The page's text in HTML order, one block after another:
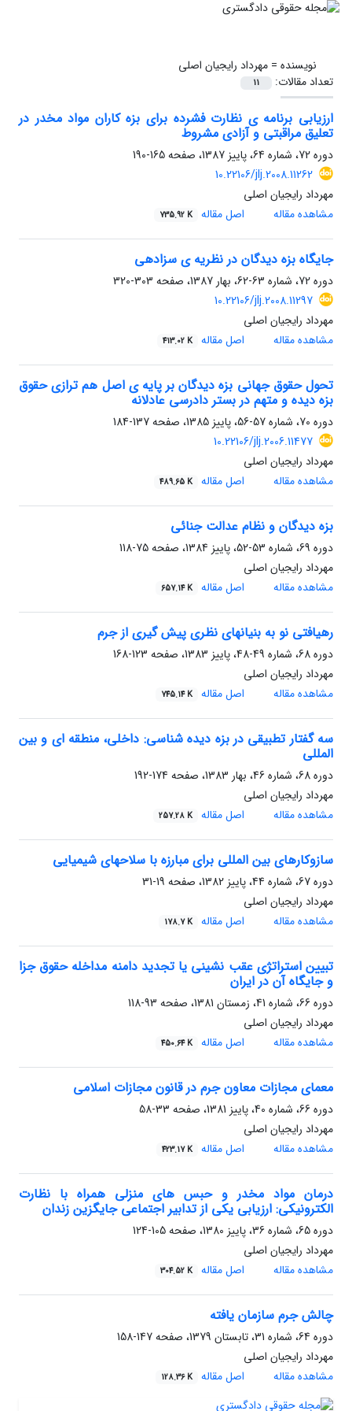
نویسنده =مهرداد رایجیان اصلی
تعداد مقالات:
11
ارزیابی برنامه ی نظارت فشرده برای بزه کاران مواد مخدر در
تعلیق مراقبتی و آزادی مشروط
دوره 72، شماره 64، پاییز 1387، صفحه
165-190
10.22106/jlj.2008.11262
مهرداد رایجیان اصلی
مشاهده مقاله
اصل مقاله 735.92 K
جایگاه بزه دیدگان در نظریه ی سزادهی
دوره 72، شماره 63-62، بهار 1387، صفحه
303-320
10.22106/jlj.2008.11297
مهرداد رایجیان اصلی
مشاهده مقاله
اصل مقاله 413.02 K
تحول حقوق جهانی بزه دیدگان بر پایه ی اصل هم ترازی حقوق
بزه دیده و متهم در بستر دادرسی عادلانه
دوره 70، شماره 57-56، پاییز 1385، صفحه
137-184
10.22106/jlj.2006.11477
مهرداد رایجیان اصلی
مشاهده مقاله
اصل مقاله 489.65 K
بزه دیدگان و نظام عدالت جنائی
دوره 69، شماره 53-52، پاییز 1384، صفحه
75-118
مهرداد رایجیان اصلی
مشاهده مقاله
اصل مقاله 657.14 K
رهیافتی نو به بنیانهای نظری پیش گیری از جرم
دوره 68، شماره 49-48، پاییز 1383، صفحه
123-168
مهرداد رایجیان اصلی
مشاهده مقاله
اصل مقاله 745.14 K
سه گفتار تطبیقی در بزه دیده شناسی: داخلی، منطقه ای و بین
المللی
دوره 68، شماره 46، بهار 1383، صفحه
174-192
مهرداد رایجیان اصلی
مشاهده مقاله
اصل مقاله 257.28 K
سازوکارهای بین المللی برای مبارزه با سلاحهای شیمیایی
دوره 67، شماره 44، پاییز 1382، صفحه
19-31
مهرداد رایجیان اصلی
مشاهده مقاله
اصل مقاله 178.7 K
تبیین استراتژی عقب نشینی یا تجدید دامنه مداخله حقوق جزا
و جایگاه آن در ایران
دوره 66، شماره 41، زمستان 1381، صفحه
93-118
مهرداد رایجیان اصلی
مشاهده مقاله
اصل مقاله 450.64 K
معمای مجازات معاون جرم در قانون مجازات اسلامی
دوره 66، شماره 40، پاییز 1381، صفحه
33-58
مهرداد رایجیان اصلی
مشاهده مقاله
اصل مقاله 423.17 K
درمان مواد مخدر و حبس های منزلی همراه با نظارت
الکترونیکی: ارزیابی یکی از تدابیر اجتماعی جایگزین زندان
دوره 65، شماره 36، پاییز 1380، صفحه
105-124
مهرداد رایجیان اصلی
مشاهده مقاله
اصل مقاله 304.52 K
چالش جرم سازمان یافته
دوره 64، شماره 31، تابستان 1379، صفحه
147-158
مهرداد رایجیان اصلی
مشاهده مقاله
اصل مقاله 128.36 K